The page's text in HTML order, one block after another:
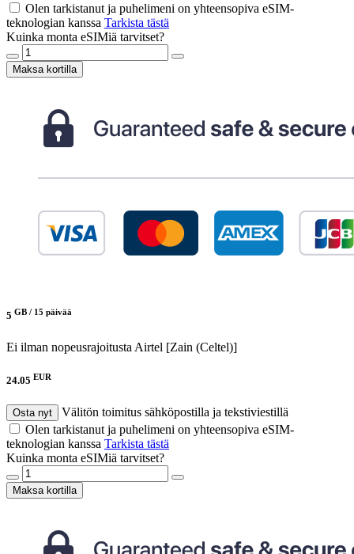
Olen tarkistanut ja puhelimeni on yhteensopiva eSIM-
teknologian kanssa Tarkista tästä
Kuinka monta eSIMiä tarvitset?
Maksa kortilla
5 GB / 15 päivää
Ei ilman nopeusrajoitusta Airtel [Zain (Celtel)]
24.05 EUR
Osta nyt
Välitön toimitus sähköpostilla ja tekstiviestillä
Olen tarkistanut ja puhelimeni on yhteensopiva eSIM-
teknologian kanssa Tarkista tästä
Kuinka monta eSIMiä tarvitset?
Maksa kortilla